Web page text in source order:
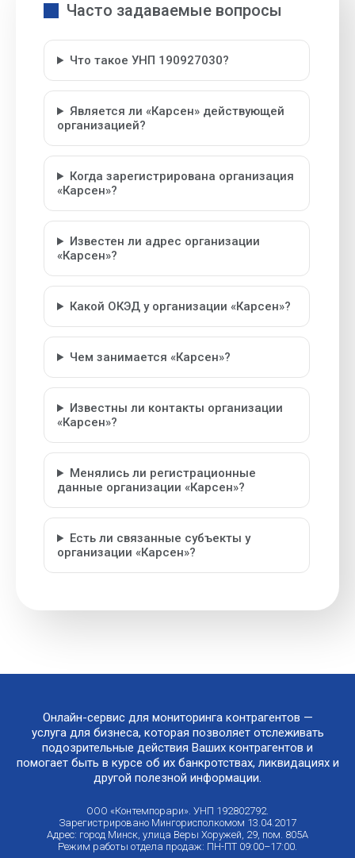
Часто задаваемые вопросы
Что такое УНП 190927030?
Является ли «Карсен» действующей
организацией?
Когда зарегистрирована организация
«Карсен»?
Известен ли адрес организации
«Карсен»?
Какой ОКЭД у организации «Карсен»?
Чем занимается «Карсен»?
Известны ли контакты организации
«Карсен»?
Менялись ли регистрационные
данные организации «Карсен»?
Есть ли связанные субъекты у
организации «Карсен»?
Онлайн-сервис для мониторинга контрагентов —
услуга для бизнеса, которая позволяет отслеживать
подозрительные действия Ваших контрагентов и
помогает быть в курсе об их банкротствах, ликвидациях и
другой полезной информации.
ООО «Контемпорари». УНП 192802792.
Зарегистрировано Мингорисполкомом 13.04.2017
Адрес: город Минск, улица Веры Хоружей, 29, пом. 805А
Режим работы отдела продаж: ПН-ПТ 09:00–17:00.